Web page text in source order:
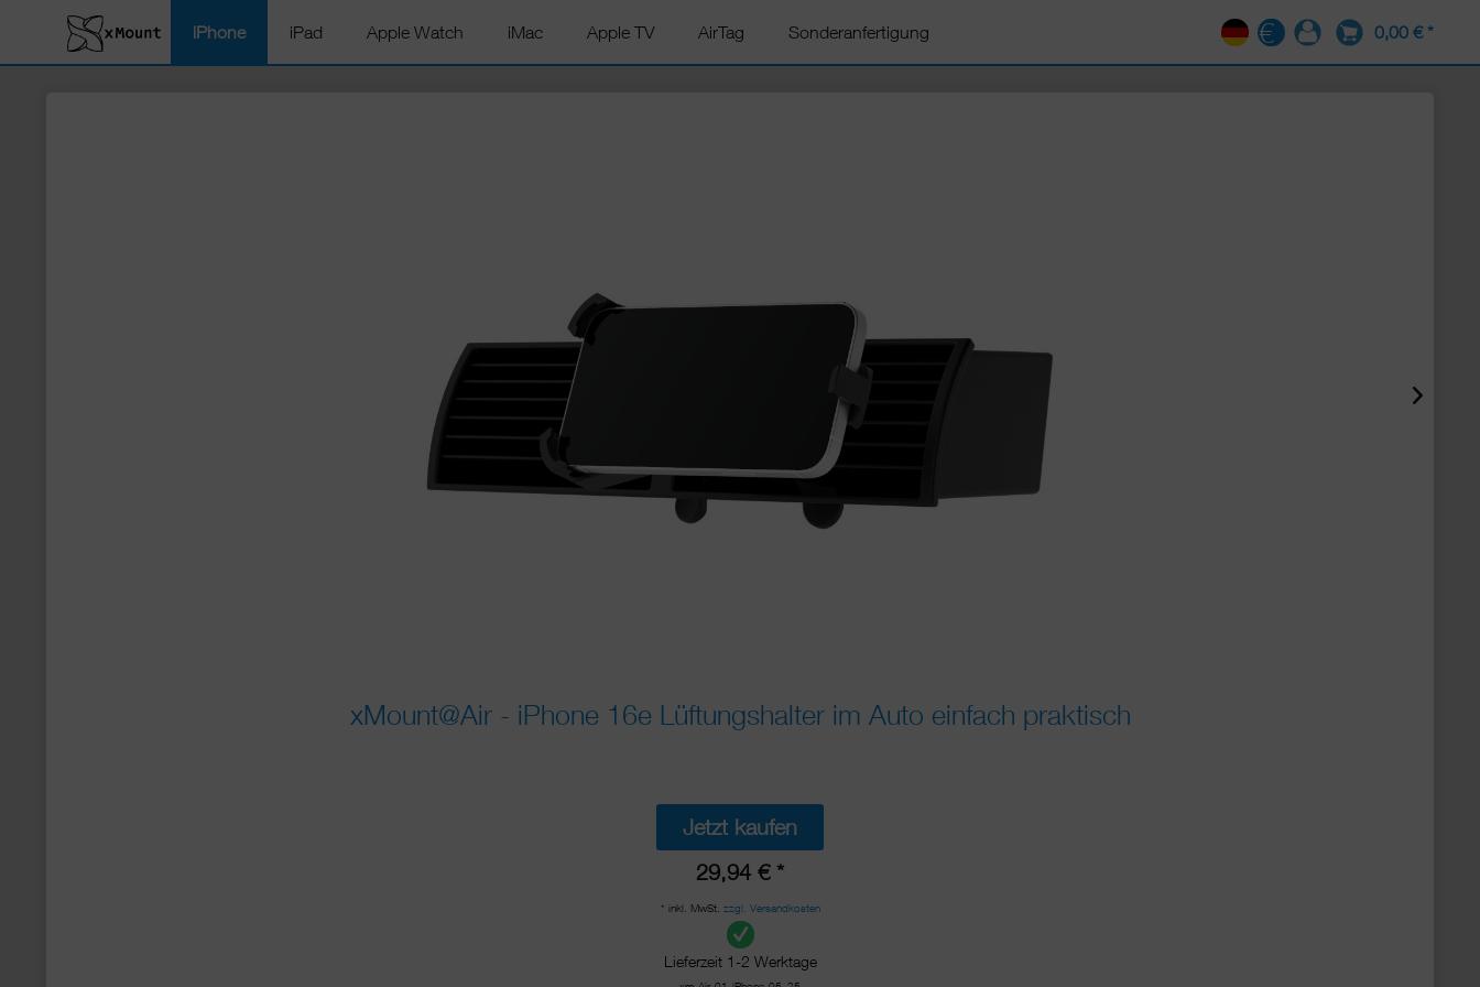
iPhone iPad Apple Watch iMac Apple TV AirTag Sonderanfertigung DE 0,00 € *
xMount@Air - iPhone 16e Lüftungshalter im Auto einfach praktisch
Jetzt kaufen
29,94 € *
* inkl. MwSt. zzgl. Versandkosten
Lieferzeit 1-2 Werktage